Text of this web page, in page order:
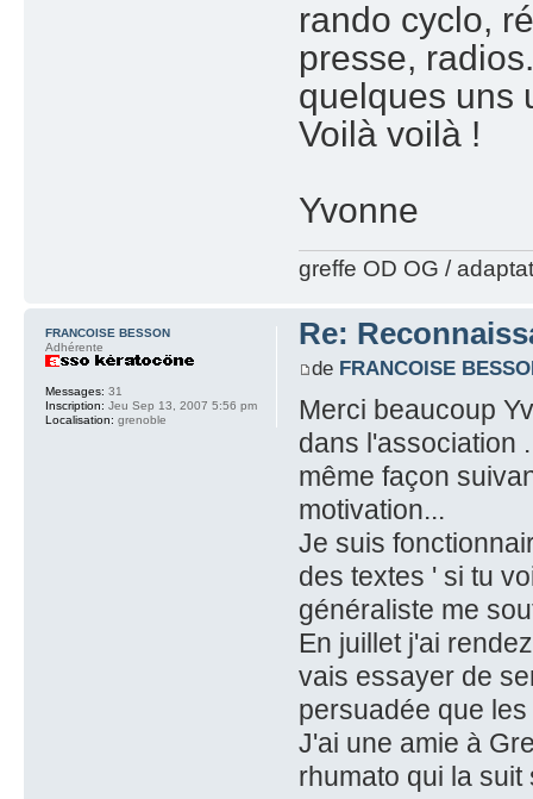
rando cyclo,
presse,
quelques uns
Voilà voilà !
Yvonne
greffe OD OG /
Re:
de FRANCOISE
Merci beaucoup
dans l'association
même façon
motivation...
Je suis
des textes ' si tu
généraliste me
En juillet j'ai
vais essayer de
persuadée que
J'ai une amie à
rhumato qui la
FRANCOISE BESSON
Adhérente
Messages: 31
Inscription: Jeu Sep 13, 2007 5:56 pm
Localisation: grenoble